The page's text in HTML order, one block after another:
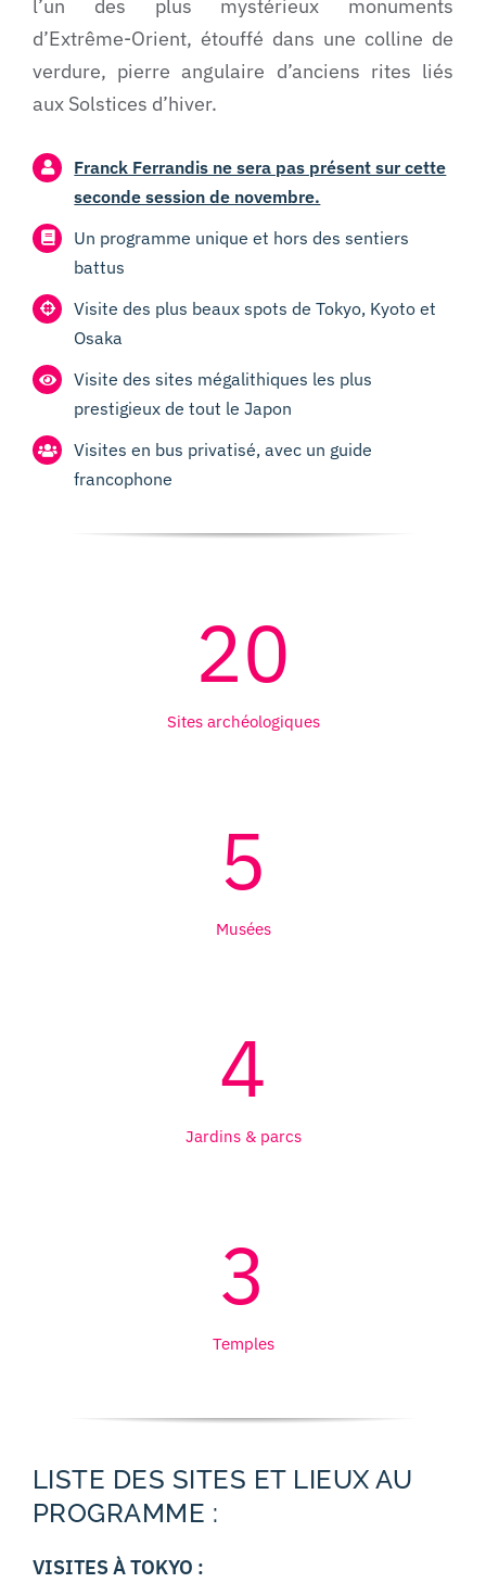
l’un des plus mystérieux monuments
d’Extrême-Orient, étouffé dans une colline de
verdure, pierre angulaire d’anciens rites liés
aux Solstices d’hiver.
Franck Ferrandis ne sera pas présent sur cette
seconde session de novembre.
Un programme unique et hors des sentiers
battus
Visite des plus beaux spots de Tokyo, Kyoto et
Osaka
Visite des sites mégalithiques les plus
prestigieux de tout le Japon
Visites en bus privatisé, avec un guide
francophone
20
Sites archéologiques
5
Musées
4
Jardins & parcs
3
Temples
LISTE DES SITES ET LIEUX AU
PROGRAMME :
VISITES À TOKYO :